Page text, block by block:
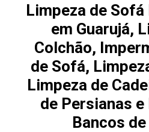
Limpeza de
em Guarujá,
Colchão,
de Sofá,
Limpeza de
de Persianas
Bancos